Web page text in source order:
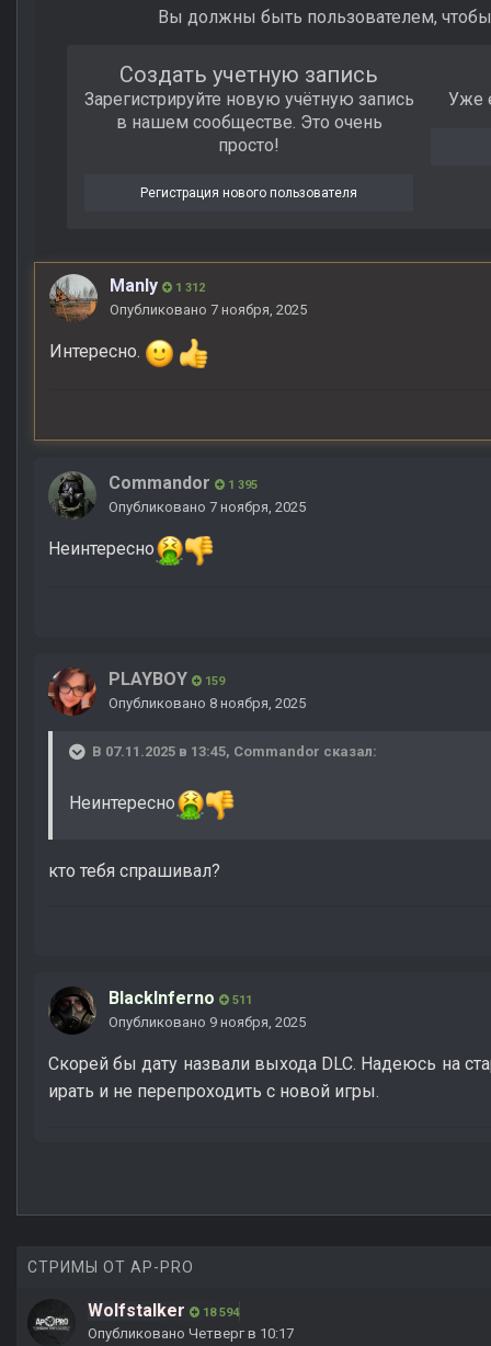
Вы должны быть пользователем,
Создать учетную запись
Зарегистрируйте новую учётную запись
в нашем сообществе. Это очень
просто!
Регистрация нового пользователя
Уже
Manly 1 312
Опубликовано 7 ноября, 2025
Интересно.
Commandor 1 395
Опубликовано 7 ноября, 2025
Неинтересно
PLAYBOY 159
Опубликовано 8 ноября, 2025
В 07.11.2025 в 13:45, Commandor сказал:
Неинтересно
кто тебя спрашивал?
BlackInferno 511
Опубликовано 9 ноября, 2025
Скорей бы дату назвали выхода DLC. Надеюсь на
ирать и не перепроходить с новой игры.
СТРИМЫ ОТ AP-PRO
Wolfstalker 18 594
Опубликовано Четверг в 10:17